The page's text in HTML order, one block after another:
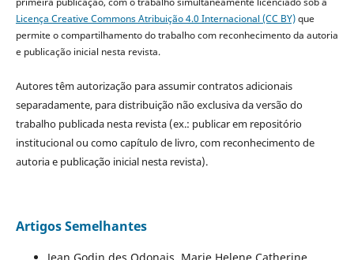
Licença Creative Commons Atribuição 4.0 Internacional (CC BY)que
permite o compartilhamento do trabalho com reconhecimento da autoria
e publicação inicial nesta revista.
Autores têm autorização para assumir contratos adicionais
separadamente, para distribuição não exclusiva da versão do
trabalho publicada nesta revista (ex.: publicar em repositório
institucional ou como capítulo de livro, com reconhecimento de
autoria e publicação inicial nesta revista).
Artigos Semelhantes
Jean Godin des Odonais, Marie Helene Catherine